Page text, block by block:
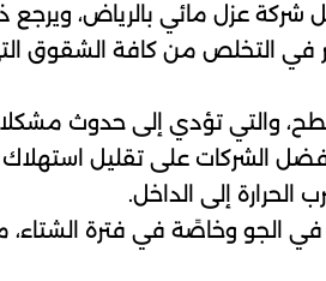
عزل مائي بالرياض، ويرجع
في التخلص من كافة الشقوق
والتي تؤدي إلى حدوث
الشركات على تقليل
إلى الداخل.
الجو وخاصًة في فترة الشتاء،